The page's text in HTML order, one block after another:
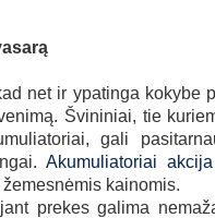
net ir ypatinga kokybe
Švininiai, tie
gali
Akumuliatoriai
kainomis.
prekes galima